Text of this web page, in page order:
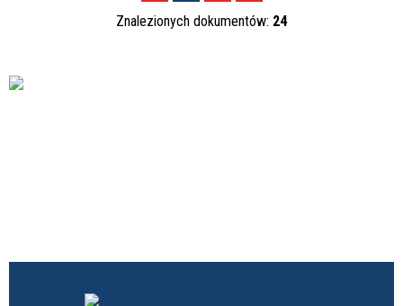
Znalezionych dokumentów: 24